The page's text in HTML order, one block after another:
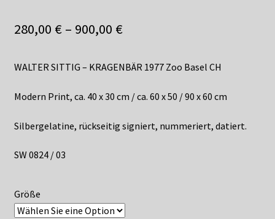
Widerrufsbelehrung
Zahlungsarten
280,00 €– 900,00 €
WALTER SITTIG – KRAGENBÄR 1977 Zoo Basel CH
Modern Print, ca. 40 x 30 cm / ca. 60 x 50 / 90 x 60 cm
Silbergelatine, rückseitig signiert, nummeriert, datiert.
SW 0824 / 03
Größe